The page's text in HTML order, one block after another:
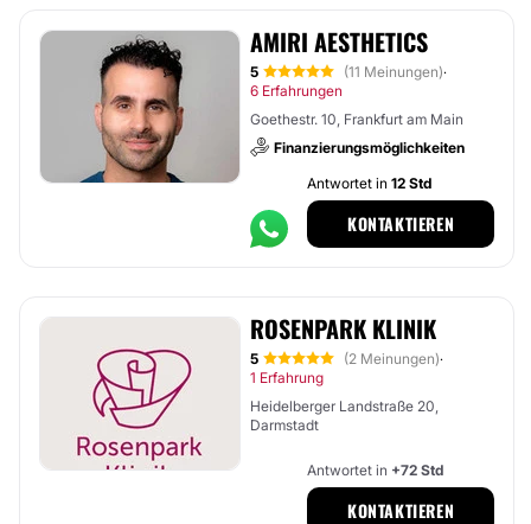
AMIRI AESTHETICS
5 (11 Meinungen)·
6 Erfahrungen
Goethestr. 10, Frankfurt am Main
Finanzierungsmöglichkeiten
Antwortet in 12 Std
KONTAKTIEREN
ROSENPARK KLINIK
5 (2 Meinungen)·
1 Erfahrung
Heidelberger Landstraße 20,
Darmstadt
Antwortet in +72 Std
KONTAKTIEREN